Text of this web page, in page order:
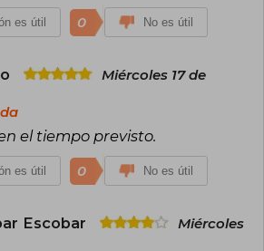
es útil 0 No es útil
Miércoles 17 de
el tiempo previsto.
es útil 0 No es útil
Escobar
Miércoles